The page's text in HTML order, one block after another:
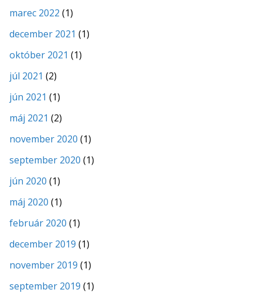
marec 2022 (1)
december 2021 (1)
október 2021 (1)
júl 2021 (2)
jún 2021 (1)
máj 2021 (2)
november 2020 (1)
september 2020 (1)
jún 2020 (1)
máj 2020 (1)
február 2020 (1)
december 2019 (1)
november 2019 (1)
september 2019 (1)